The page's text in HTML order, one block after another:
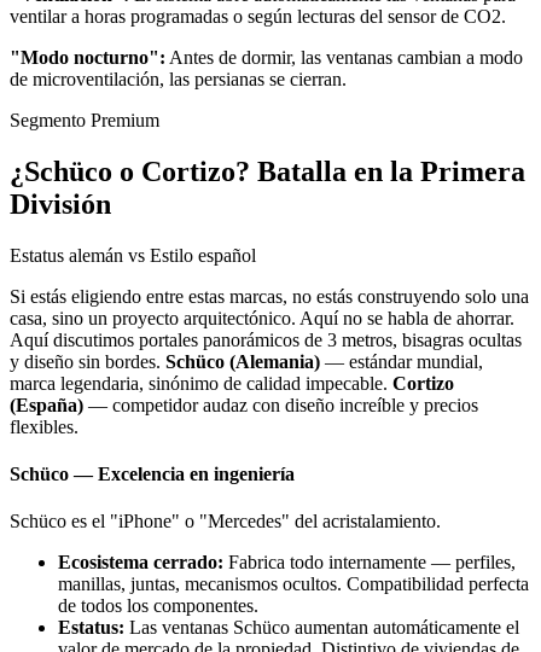
ventilar a horas programadas o según lecturas del sensor de CO2.
"Modo nocturno": Antes de dormir, las ventanas cambian a modo
de microventilación, las persianas se cierran.
Segmento Premium
¿Schüco o Cortizo? Batalla en la Primera
División
Estatus alemán vs Estilo español
Si estás eligiendo entre estas marcas, no estás construyendo solo una
casa, sino un proyecto arquitectónico. Aquí no se habla de ahorrar.
Aquí discutimos portales panorámicos de 3 metros, bisagras ocultas
y diseño sin bordes. Schüco (Alemania) — estándar mundial,
marca legendaria, sinónimo de calidad impecable. Cortizo
(España) — competidor audaz con diseño increíble y precios
flexibles.
Schüco — Excelencia en ingeniería
Schüco es el "iPhone" o "Mercedes" del acristalamiento.
Ecosistema cerrado: Fabrica todo internamente — perfiles,
manillas, juntas, mecanismos ocultos. Compatibilidad perfecta
de todos los componentes.
Estatus: Las ventanas Schüco aumentan automáticamente el